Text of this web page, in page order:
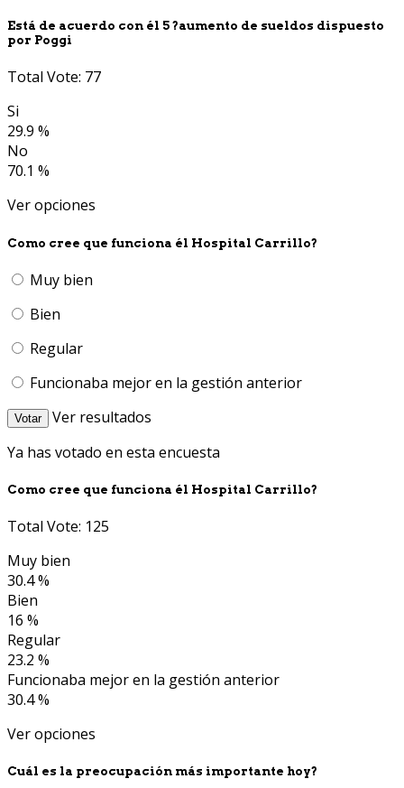
Está de acuerdo con él 5 ?aumento de sueldos dispuesto
por Poggi
Total Vote: 77
Si
29.9 %
No
70.1 %
Ver opciones
Como cree que funciona él Hospital Carrillo?
Muy bien
Bien
Regular
Funcionaba mejor en la gestión anterior
Votar
Ver resultados
Ya has votado en esta encuesta
Como cree que funciona él Hospital Carrillo?
Total Vote: 125
Muy bien
30.4 %
Bien
16 %
Regular
23.2 %
Funcionaba mejor en la gestión anterior
30.4 %
Ver opciones
Cuál es la preocupación más importante hoy?